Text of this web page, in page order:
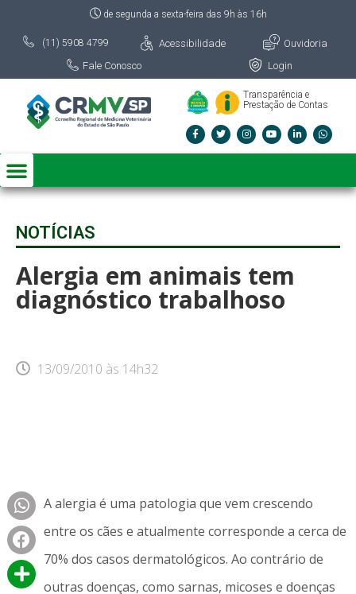
de segunda a sexta-feira das 9h às 16h
(11) 5908 4799 Acessibilidade
Ouvidoria
Fale Conosco
Login
Transparência e
Prestação de Contas
NOTÍCIAS
Alergia em animais tem
diagnóstico trabalhoso
13/09/2010 às 14h32
A alergia é uma patologia que vem crescendo
entre os cães e atualmente corresponde a cerca de
70% dos casos dermatológicos. Ao contrário de
outras doenças, como sarnas, micoses e doenças